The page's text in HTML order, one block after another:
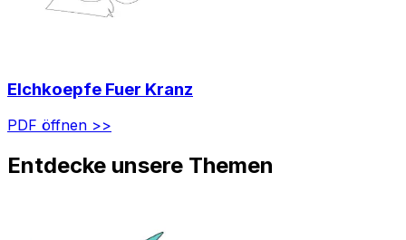
Elchkoepfe Fuer Kranz
PDF öffnen >>
Entdecke unsere Themen